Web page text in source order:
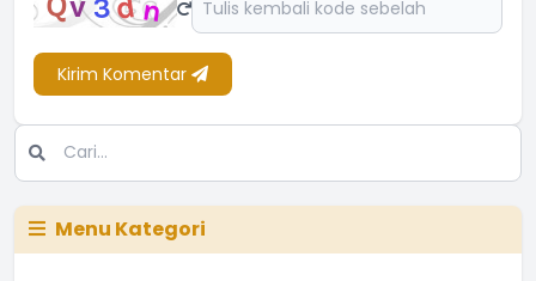
Kirim Komentar
Menu Kategori